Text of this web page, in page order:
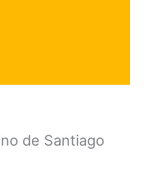
de Santiago